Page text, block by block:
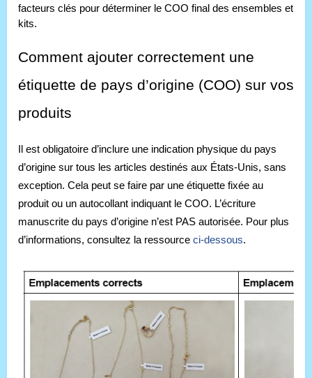
facteurs clés pour déterminer le COO final des ensembles et
kits.
Comment ajouter correctement une
étiquette de pays d’origine (COO) sur vos
produits
Il est obligatoire d’inclure une indication physique du pays
d’origine sur tous les articles destinés aux États-Unis, sans
exception. Cela peut se faire par une étiquette fixée au
produit ou un autocollant indiquant le COO. L’écriture
manuscrite du pays d’origine n’est PAS autorisée. Pour plus
d’informations, consultez la ressource ci-dessous.